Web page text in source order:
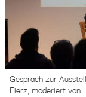
Gespräch zur
Fierz, moderiert von